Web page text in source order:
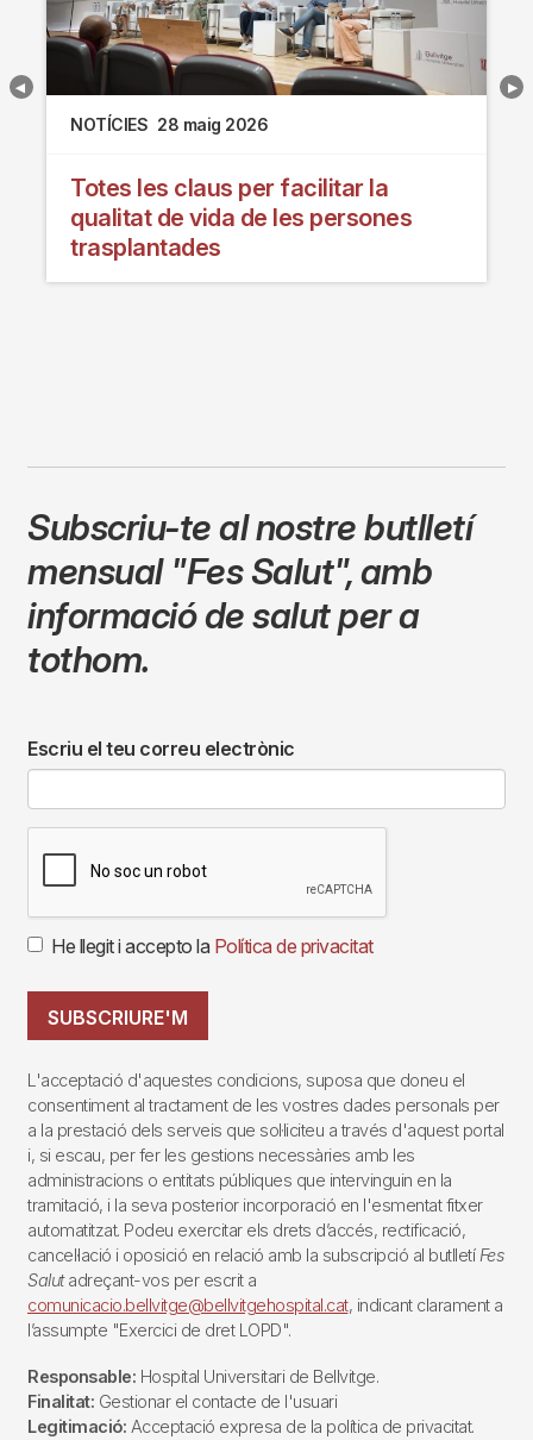
NOTÍCIES 28 maig 2026
Totes les claus per facilitar la
qualitat de vida de les persones
trasplantades
Subscriu-te al nostre butlletí
mensual "Fes Salut",amb
informació de salut per a
tothom.
Escriu el teu correu electrònic
He llegit i accepto la Política de privacitat
SUBSCRIURE'M
L'acceptació d'aquestes condicions, suposa que doneu el
consentiment al tractament de les vostres dades personals per
a la prestació dels serveis que sol·liciteu a través d'aquest portal
i, si escau, per fer les gestions necessàries amb les
administracions o entitats públiques que intervinguin en la
tramitació, i la seva posterior incorporació en l'esmentat fitxer
automatitzat. Podeu exercitar els drets d’accés, rectificació,
cancel·lació i oposició en relació amb la subscripció al butlletí Fes
Salutadreçant-vos per escrit a
comunicacio.bellvitge@bellvitgehospital.cat, indicant clarament a
l’assumpte "Exercici de dret LOPD".
Responsable: Hospital Universitari de Bellvitge.
Finalitat: Gestionar el contacte de l'usuari
Legitimació: Acceptació expresa de la política de privacitat.